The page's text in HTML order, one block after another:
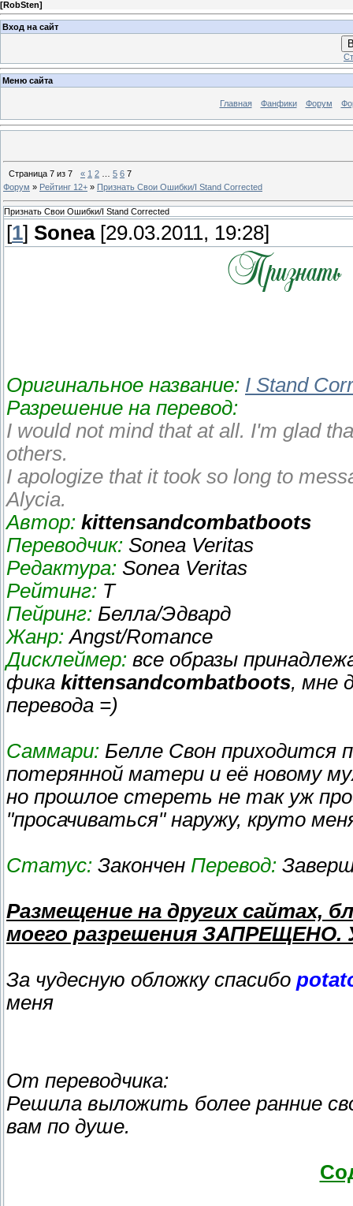
[RobSten]
Вход на сайт
Меню сайта
Главная Фанфики Форум
Страница 7 из 7 « 1 2 5 6 7
Форум » Рейтинг 12+ » Признать Свои Ошибки/I Stand Corrected
Признать Свои Ошибки/I Stand Corrected
[1] Sonea[29.03.2011, 19:28]
Оригинальное название: I Stand
Разрешение на перевод:
I would not mind that at all. I'm glad
others.
I apologize that it took so long to
Alycia.
Автор: kittensandcombatboots
Переводчик: Sonea Veritas
Редактура: Sonea Veritas
Рейтинг: Т
Пейринг: Белла/Эдвард
Жанр: Angst/Romance
Дисклеймер: все образы
фика kittensandcombatboots, мне
перевода =)
Саммари: Белле Свон приходится
потерянной матери и её новому
но прошлое стереть не так уж
"просачиваться" наружу, круто
Статус: Закончен Перевод:
Размещение на других сайтах,
моего разрешения ЗАПРЕЩЕНО.
За чудесную обложку спасибо
меня
От переводчика:
Решила выложить более ранние
вам по душе.